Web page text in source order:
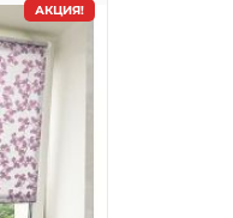
АКЦИЯ!